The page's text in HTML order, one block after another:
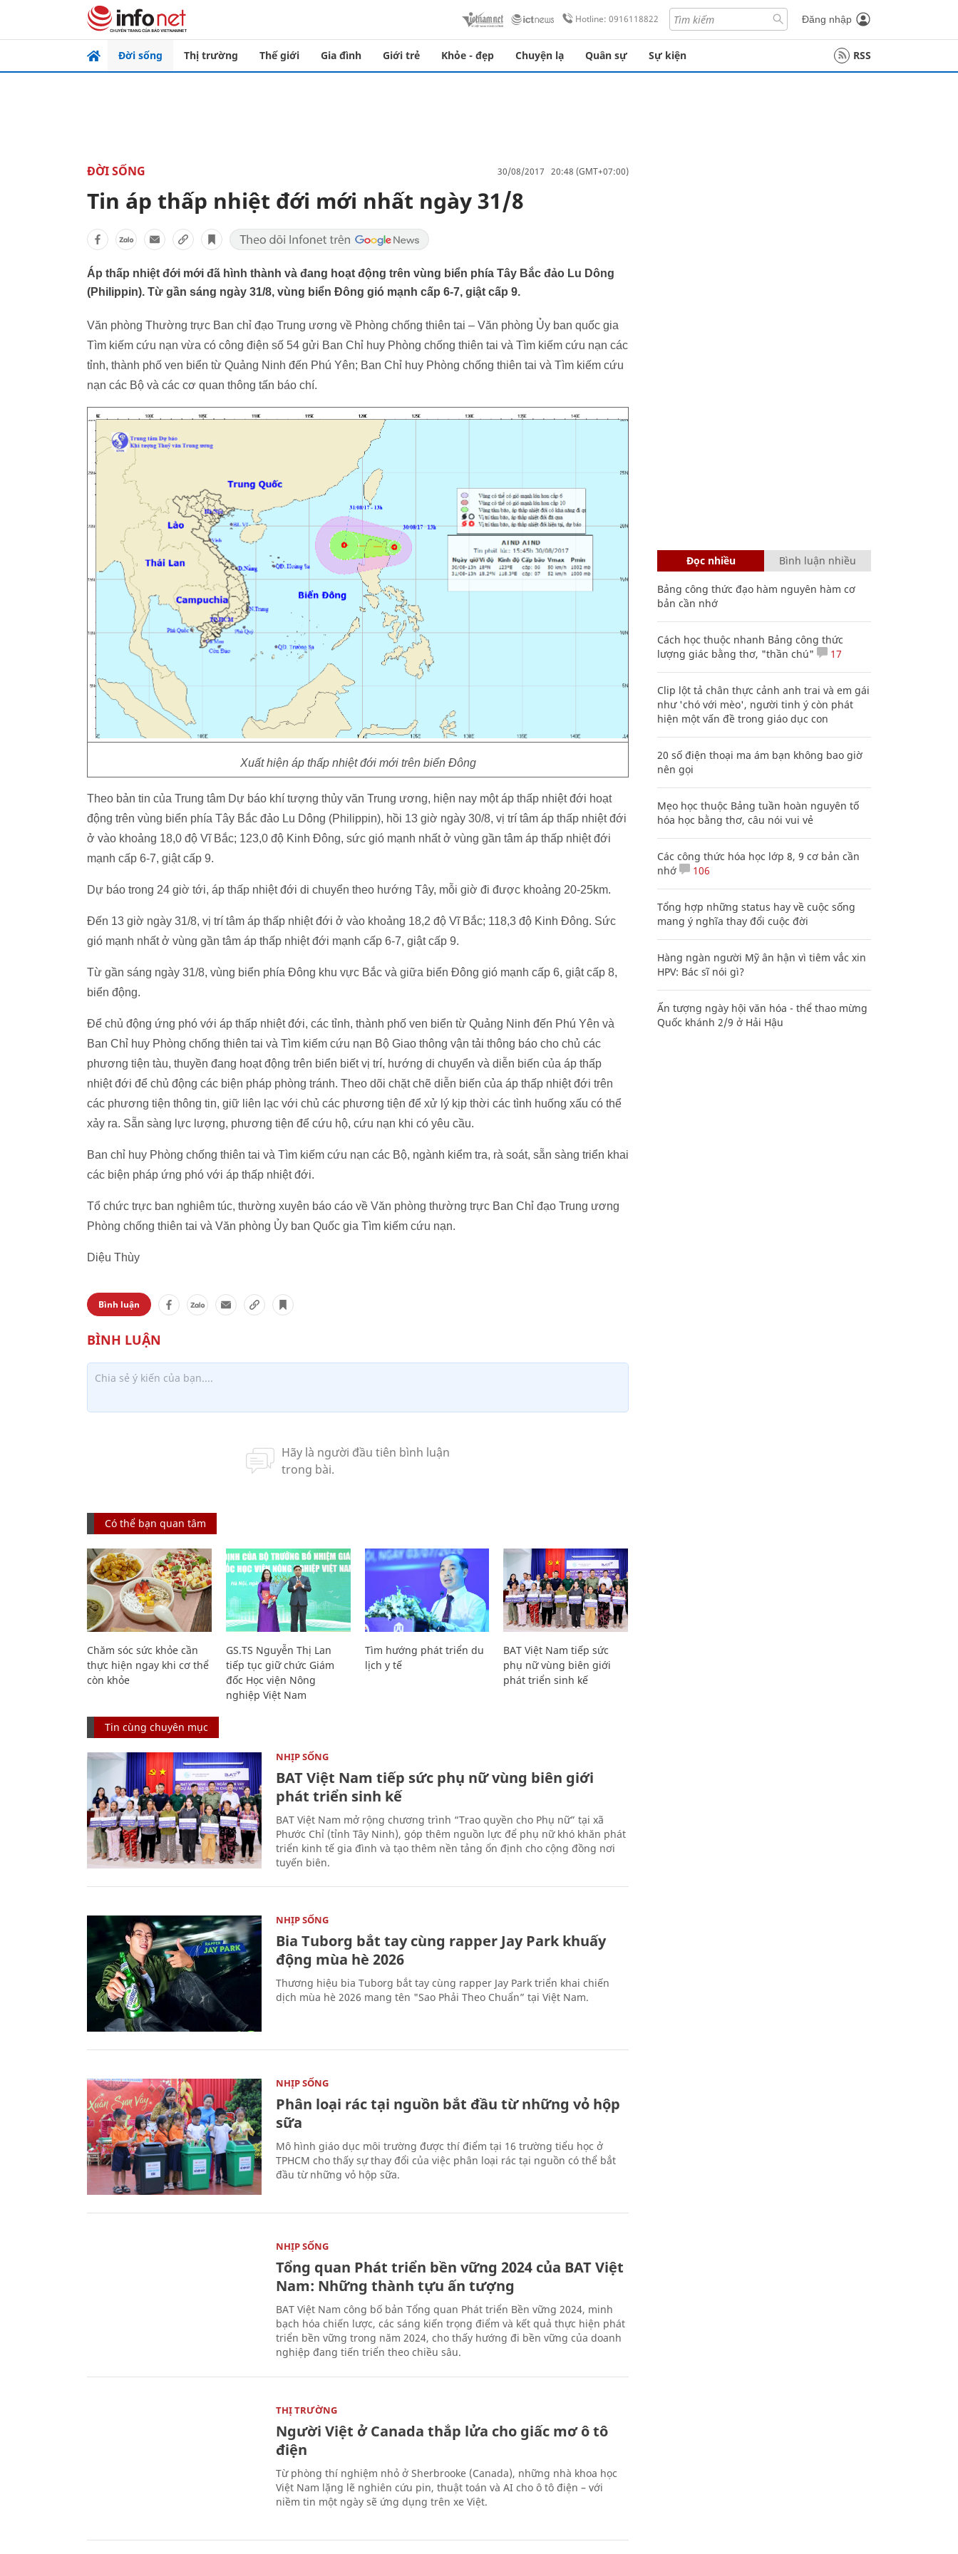
Hotline: 0916118822 Đăng nhập
Đời sống Thị trường Thế giới Gia đình Giới trẻ Khỏe - đẹp Chuyện lạ Quân sự Sự kiện RSS
ĐỜI SỐNG 30/08/2017 20:48 (GMT+07:00)
Tin áp thấp nhiệt đới mới nhất ngày 31/8
Áp thấp nhiệt đới mới đã hình thành và đang hoạt động trên vùng biển phía Tây Bắc đảo Lu Dông
(Philippin). Từ gần sáng ngày 31/8, vùng biển Đông gió mạnh cấp 6-7, giật cấp 9.
Văn phòng Thường trực Ban chỉ đạo Trung ương về Phòng chống thiên tai – Văn phòng Ủy ban quốc gia
Tìm kiếm cứu nạn vừa có công điện số 54 gửi Ban Chỉ huy Phòng chống thiên tai và Tìm kiếm cứu nạn các
tỉnh, thành phố ven biển từ Quảng Ninh đến Phú Yên; Ban Chỉ huy Phòng chống thiên tai và Tìm kiếm cứu
nạn các Bộ và các cơ quan thông tấn báo chí.
Xuất hiện áp thấp nhiệt đới mới trên biển Đông
Theo bản tin của Trung tâm Dự báo khí tượng thủy văn Trung ương, hiện nay một áp thấp nhiệt đới hoạt
động trên vùng biển phía Tây Bắc đảo Lu Dông (Philippin), hồi 13 giờ ngày 30/8, vị trí tâm áp thấp nhiệt đới
ở vào khoảng 18,0 độ Vĩ Bắc; 123,0 độ Kinh Đông, sức gió mạnh nhất ở vùng gần tâm áp thấp nhiệt đới
mạnh cấp 6-7, giật cấp 9.
Dự báo trong 24 giờ tới, áp thấp nhiệt đới di chuyển theo hướng Tây, mỗi giờ đi được khoảng 20-25km.
Đến 13 giờ ngày 31/8, vị trí tâm áp thấp nhiệt đới ở vào khoảng 18,2 độ Vĩ Bắc; 118,3 độ Kinh Đông. Sức
gió mạnh nhất ở vùng gần tâm áp thấp nhiệt đới mạnh cấp 6-7, giật cấp 9.
Từ gần sáng ngày 31/8, vùng biển phía Đông khu vực Bắc và giữa biển Đông gió mạnh cấp 6, giật cấp 8,
biển động.
Để chủ động ứng phó với áp thấp nhiệt đới, các tỉnh, thành phố ven biển từ Quảng Ninh đến Phú Yên và
Ban Chỉ huy Phòng chống thiên tai và Tìm kiếm cứu nạn Bộ Giao thông vận tải thông báo cho chủ các
phương tiện tàu, thuyền đang hoạt động trên biển biết vị trí, hướng di chuyển và diễn biến của áp thấp
nhiệt đới để chủ động các biện pháp phòng tránh. Theo dõi chặt chẽ diễn biến của áp thấp nhiệt đới trên
các phương tiện thông tin, giữ liên lạc với chủ các phương tiện để xử lý kịp thời các tình huống xấu có thể
xảy ra. Sẵn sàng lực lượng, phương tiện để cứu hộ, cứu nạn khi có yêu cầu.
Ban chỉ huy Phòng chống thiên tai và Tìm kiếm cứu nạn các Bộ, ngành kiểm tra, rà soát, sẵn sàng triển khai
các biện pháp ứng phó với áp thấp nhiệt đới.
Tổ chức trực ban nghiêm túc, thường xuyên báo cáo về Văn phòng thường trực Ban Chỉ đạo Trung ương
Phòng chống thiên tai và Văn phòng Ủy ban Quốc gia Tìm kiếm cứu nạn.
Diệu Thùy
Bình luận
Có thể bạn quan tâm
Chăm sóc sức khỏe cần
thực hiện ngay khi cơ thể
còn khỏe
GS.TS Nguyễn Thị Lan
tiếp tục giữ chức Giám
đốc Học viện Nông
nghiệp Việt Nam
Tìm hướng phát triển du
lịch y tế
BAT Việt Nam tiếp sức
phụ nữ vùng biên giới
phát triển sinh kế
Tin cùng chuyên mục
NHỊP SỐNG
BAT Việt Nam tiếp sức phụ nữ vùng biên giới
phát triển sinh kế
BAT Việt Nam mở rộng chương trình “Trao quyền cho Phụ nữ” tại xã
Phước Chỉ (tỉnh Tây Ninh), góp thêm nguồn lực để phụ nữ khó khăn phát
triển kinh tế gia đình và tạo thêm nền tảng ổn định cho cộng đồng nơi
tuyến biên.
NHỊP SỐNG
Bia Tuborg bắt tay cùng rapper Jay Park khuấy
động mùa hè 2026
Thương hiệu bia Tuborg bắt tay cùng rapper Jay Park triển khai chiến
dịch mùa hè 2026 mang tên "Sao Phải Theo Chuẩn” tại Việt Nam.
NHỊP SỐNG
Phân loại rác tại nguồn bắt đầu từ những vỏ hộp
sữa
Mô hình giáo dục môi trường được thí điểm tại 16 trường tiểu học ở
TPHCM cho thấy sự thay đổi của việc phân loại rác tại nguồn có thể bắt
đầu từ những vỏ hộp sữa.
NHỊP SỐNG
Tổng quan Phát triển bền vững 2024 của BAT Việt
Nam: Những thành tựu ấn tượng
BAT Việt Nam công bố bản Tổng quan Phát triển Bền vững 2024, minh
bạch hóa chiến lược, các sáng kiến trọng điểm và kết quả thực hiện phát
triển bền vững trong năm 2024, cho thấy hướng đi bền vững của doanh
nghiệp đang tiến triển theo chiều sâu.
THỊ TRƯỜNG
Người Việt ở Canada thắp lửa cho giấc mơ ô tô
điện
Từ phòng thí nghiệm nhỏ ở Sherbrooke (Canada), những nhà khoa học
Việt Nam lặng lẽ nghiên cứu pin, thuật toán và AI cho ô tô điện – với
niềm tin một ngày sẽ ứng dụng trên xe Việt.
Đọc nhiều Bình luận nhiều
Bảng công thức đạo hàm nguyên hàm cơ
bản cần nhớ
Cách học thuộc nhanh Bảng công thức
lượng giác bằng thơ, "thần chú"
17
Clip lột tả chân thực cảnh anh trai và em gái
như 'chó với mèo', người tinh ý còn phát
hiện một vấn đề trong giáo dục con
20 số điện thoại ma ám bạn không bao giờ
nên gọi
Mẹo học thuộc Bảng tuần hoàn nguyên tố
hóa học bằng thơ, câu nói vui vẻ
Các công thức hóa học lớp 8, 9 cơ bản cần
nhớ
106
Tổng hợp những status hay về cuộc sống
mang ý nghĩa thay đổi cuộc đời
Hàng ngàn người Mỹ ân hận vì tiêm vắc xin
HPV: Bác sĩ nói gì?
Ấn tượng ngày hội văn hóa - thể thao mừng
Quốc khánh 2/9 ở Hải Hậu